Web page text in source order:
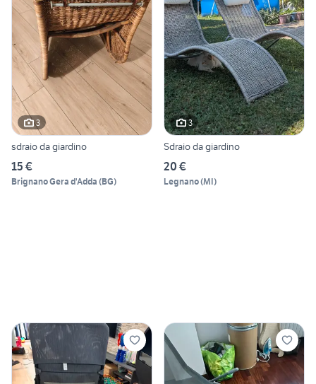
3
sdraio da giardino
15 €
Brignano Gera d'Adda (BG)
3
Sdraio da giardino
20 €
Legnano(MI)